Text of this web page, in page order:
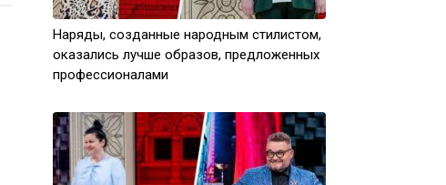
Наряды, созданные народным стилистом,
оказались лучше образов, предложенных
профессионалами